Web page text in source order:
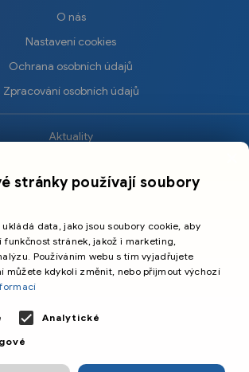
O nás
Nastavení cookies
Ochrana osobních údajů
Zpracování osobních údajů
Aktuality
Sport
Cestování
Primetime Media s.r.o.
stránky používají soubory
ukládá data, jako jsou soubory cookie, aby
funkčnost stránek, jakož i marketing,
Používáním webu s tím vyjadřujete
můžete kdykoli změnit, nebo přijmout výchozí
Analytické